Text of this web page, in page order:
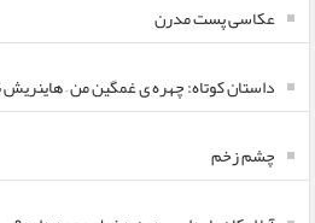
عکاسی پست مدرن
داستان کوتاه: چهره ی غمگین من –
چشم زخم